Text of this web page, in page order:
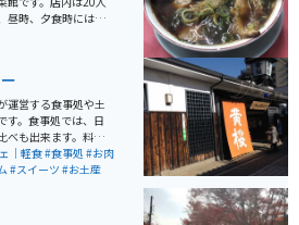
昼時、夕食時には行
ここのラーメンは
です。
運営する食事処や土
す。食事処では、日
べも出来ます。料理
は絶品です。飲んで
蔵観光の際は、是非
｜軽食#食事処 #お肉
#スイーツ #お土産